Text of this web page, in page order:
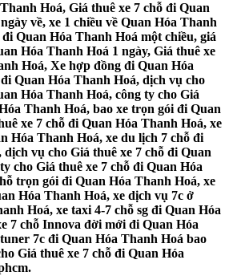
Hoá, Giá thuê xe 7 chỗ đi Quan
về, xe 1 chiều về Quan Hóa Thanh
Quan Hóa Thanh Hoá một chiều, giá
Hóa Thanh Hoá 1 ngày, Giá thuê xe
Hoá, Xe hợp đồng đi Quan Hóa
Quan Hóa Thanh Hoá, dịch vụ cho
Hóa Thanh Hoá, công ty cho Giá
Thanh Hoá, bao xe trọn gói đi Quan
xe 7 chỗ đi Quan Hóa Thanh Hoá, xe
Hóa Thanh Hoá, xe du lịch 7 chỗ đi
vụ cho Giá thuê xe 7 chỗ đi Quan
cho Giá thuê xe 7 chỗ đi Quan Hóa
trọn gói đi Quan Hóa Thanh Hoá, xe
Hóa Thanh Hoá, xe dịch vụ 7c ở
Hoá, xe taxi 4-7 chỗ sg đi Quan Hóa
7 chỗ Innova đời mới đi Quan Hóa
7c đi Quan Hóa Thanh Hoá bao
Giá thuê xe 7 chỗ đi Quan Hóa